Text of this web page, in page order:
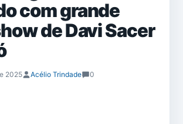
com grande
de Davi Sacer
2025 Acélio Trindade 0